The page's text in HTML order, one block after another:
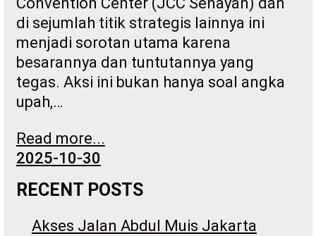
di sejumlah titik strategis lainnya ini
menjadi sorotan utama karena
besarannya dan tuntutannya yang
tegas. Aksi ini bukan hanya soal angka
upah,…
Read more...
2025-10-30
RECENT POSTS
Akses Jalan Abdul Muis Jakarta